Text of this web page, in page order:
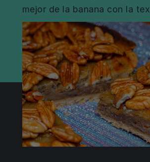
mejor de la banana con la